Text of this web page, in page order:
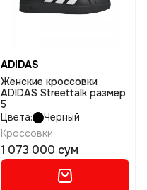
ADIDAS
Женские кроссовки
ADIDAS Streettalk размер
5
Цвета:
Черный
Кроссовки
1 073 000 сум